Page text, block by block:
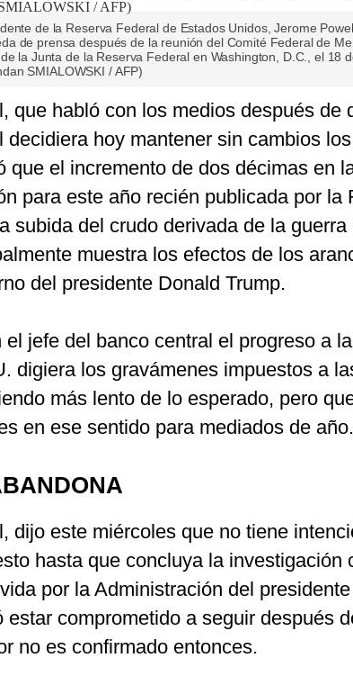
de la Reserva Federal de Estados Unidos, Jerome
de prensa después de la reunión del Comité Federal de
la Junta de la Reserva Federal en Washington, D.C., el 18
SMIALOWSKI / AFP)
que habló con los medios después de
decidiera hoy mantener sin cambios
que el incremento de dos décimas en
para este año recién publicada por la
subida del crudo derivada de la guerra
muestra los efectos de los
del presidente Donald Trump.
el jefe del banco central el progreso a
digiera los gravámenes impuestos a
más lento de lo esperado, pero
en ese sentido para mediados de año.
dijo este miércoles que no tiene
hasta que concluya la investigación
por la Administración del
estar comprometido a seguir después
no es confirmado entonces.